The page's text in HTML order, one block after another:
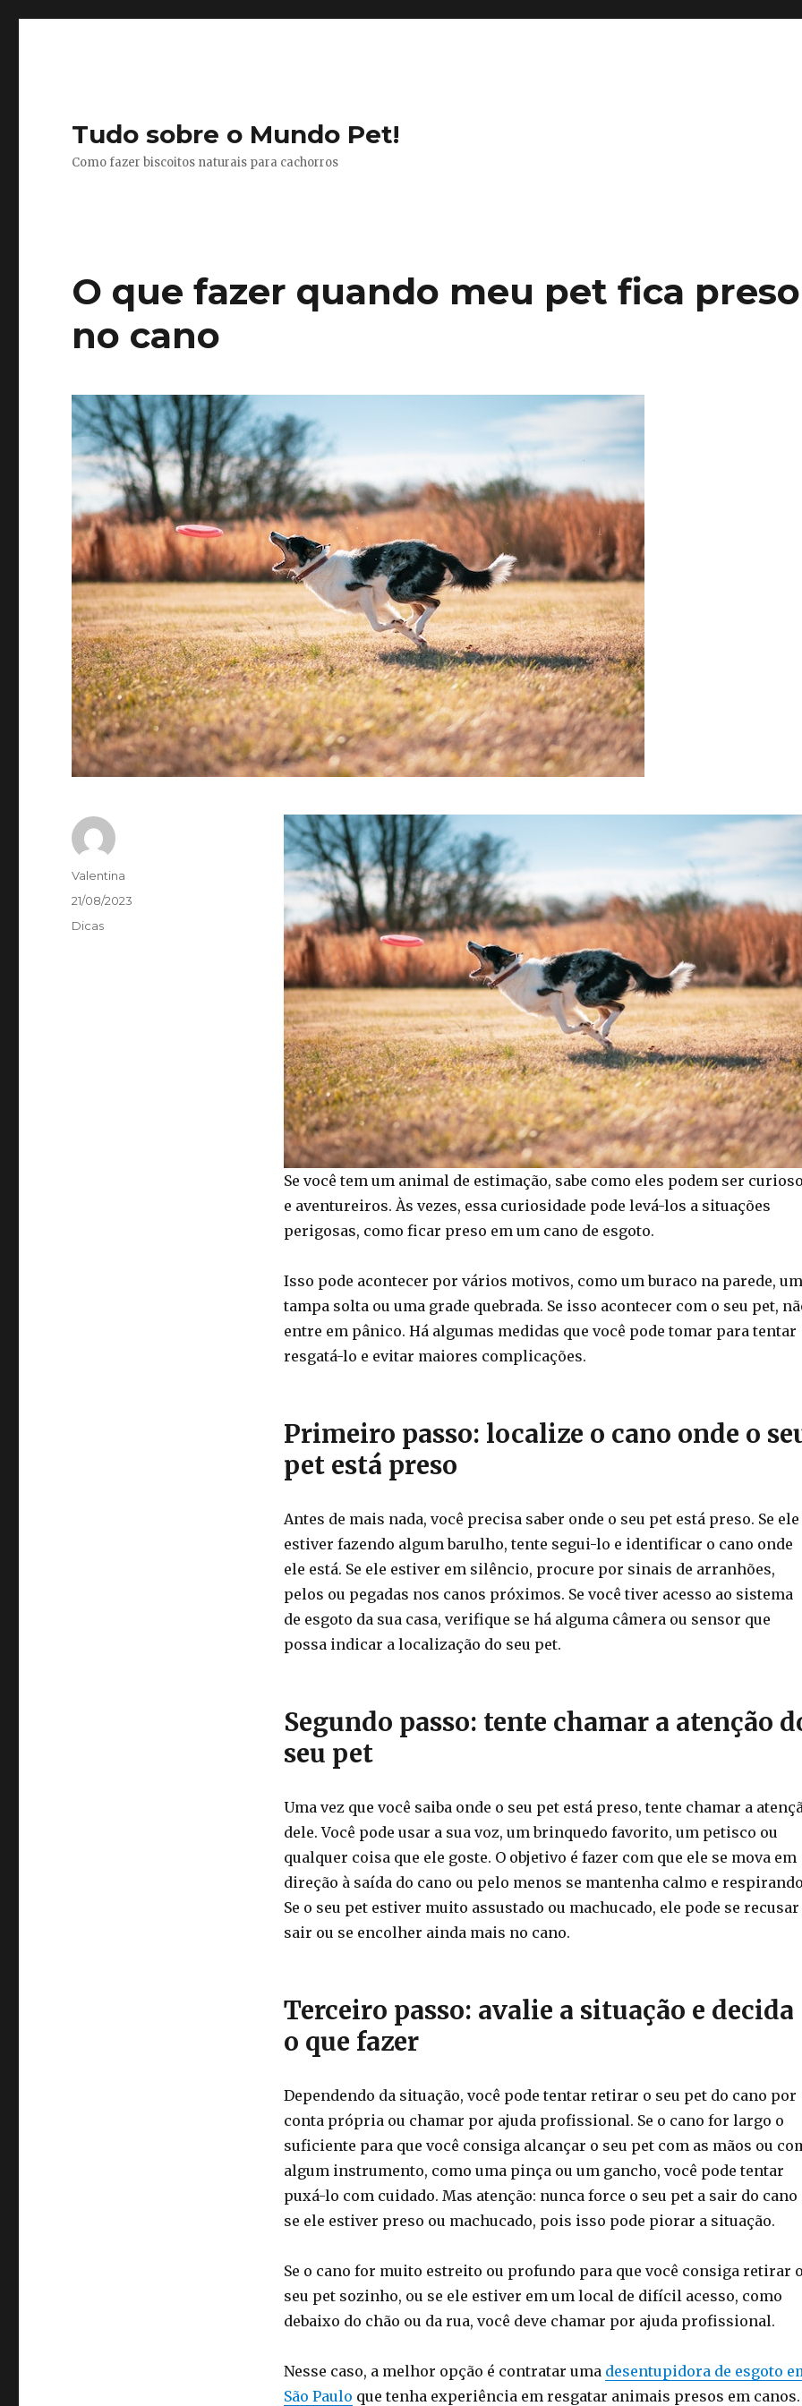
Tudo sobre o Mundo Pet!
Como fazer biscoitos naturais para cachorros
O que fazer quando meu pet fica preso
no cano
Se você tem um animal de estimação, sabe como eles podem ser
e aventureiros. Às vezes, essa curiosidade pode levá-los a situações
perigosas, como ficar preso em um cano de esgoto.
Isso pode acontecer por vários motivos, como um buraco na parede,
tampa solta ou uma grade quebrada. Se isso acontecer com o seu pet,
entre em pânico. Há algumas medidas que você pode tomar para tentar
resgatá-lo e evitar maiores complicações.
Primeiro passo: localize o cano onde o
pet está preso
Antes de mais nada, você precisa saber onde o seu pet está preso. Se ele
estiver fazendo algum barulho, tente segui-lo e identificar o cano onde
ele está. Se ele estiver em silêncio, procure por sinais de arranhões,
pelos ou pegadas nos canos próximos. Se você tiver acesso ao sistema
de esgoto da sua casa, verifique se há alguma câmera ou sensor que
possa indicar a localização do seu pet.
Segundo passo: tente chamar a atenção
seu pet
Uma vez que você saiba onde o seu pet está preso, tente chamar a
dele. Você pode usar a sua voz, um brinquedo favorito, um petisco ou
qualquer coisa que ele goste. O objetivo é fazer com que ele se mova em
direção à saída do cano ou pelo menos se mantenha calmo e
Se o seu pet estiver muito assustado ou machucado, ele pode se recusar
sair ou se encolher ainda mais no cano.
Terceiro passo: avalie a situação e decida
o que fazer
Dependendo da situação, você pode tentar retirar o seu pet do cano por
conta própria ou chamar por ajuda profissional. Se o cano for largo o
suficiente para que você consiga alcançar o seu pet com as mãos ou
algum instrumento, como uma pinça ou um gancho, você pode tentar
puxá-lo com cuidado. Mas atenção: nunca force o seu pet a sair do cano
se ele estiver preso ou machucado, pois isso pode piorar a situação.
Se o cano for muito estreito ou profundo para que você consiga retirar o
seu pet sozinho, ou se ele estiver em um local de difícil acesso, como
debaixo do chão ou da rua, você deve chamar por ajuda profissional.
Nesse caso, a melhor opção é contratar uma desentupidora de esgoto
São Paulo que tenha experiência em resgatar animais presos em canos.
Autor
Valentina
Publicado
em
21/08/2023
Categorias
Dicas